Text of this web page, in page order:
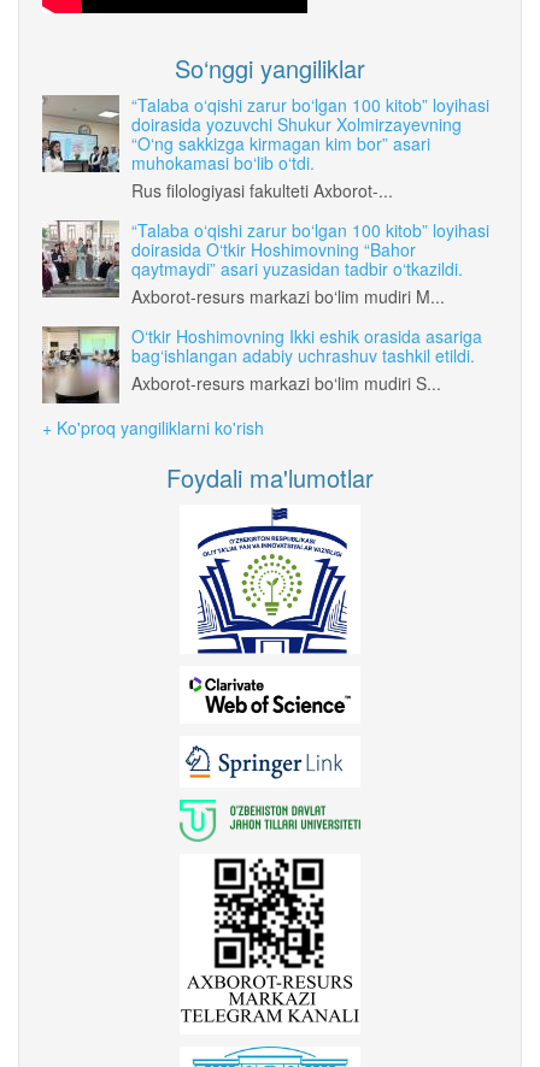
So‘nggi yangiliklar
“Talaba o‘qishi zarur bo‘lgan 100 kitob” loyihasi
doirasida yozuvchi Shukur Xolmirzayevning
“O‘ng sakkizga kirmagan kim bor” asari
muhokamasi bo‘lib o‘tdi.
Rus filologiyasi fakulteti Axborot-...
“Talaba o‘qishi zarur bo‘lgan 100 kitob” loyihasi
doirasida O‘tkir Hoshimovning “Bahor
qaytmaydi” asari yuzasidan tadbir o‘tkazildi.
Axborot-resurs markazi bo‘lim mudiri M...
O‘tkir Hoshimovning Ikki eshik orasida asariga
bag‘ishlangan adabiy uchrashuv tashkil etildi.
Axborot-resurs markazi bo‘lim mudiri S...
+ Ko'proq yangiliklarni ko'rish
Foydali ma'lumotlar